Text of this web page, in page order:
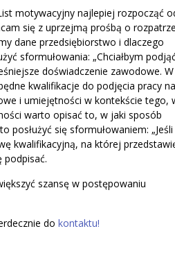
motywacyjny najlepiej rozpocząć
się z uprzejmą prośbą o
dane przedsiębiorstwo i dlaczego
sformułowania: „Chciałbym
doświadczenie zawodowe. W
kwalifikacje do podjęcia pracy
i umiejętności w kontekście tego,
warto opisać to, w jaki sposób
posłużyć się sformułowaniem: „Jeśli
kwalifikacyjną, na której
podpisać.
szansę w postępowaniu
do kontaktu!